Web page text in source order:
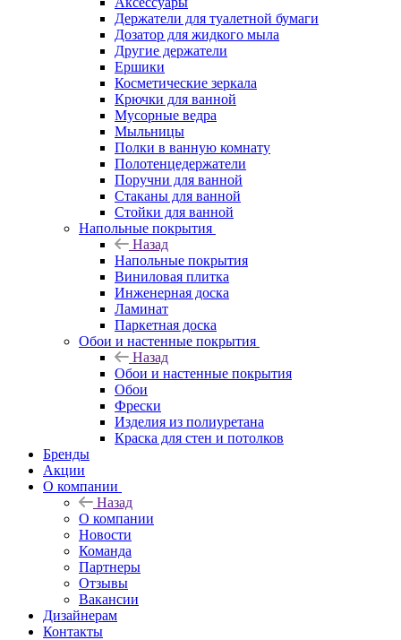
Держатели для туалетной бумаги
Дозатор для жидкого мыла
Другие держатели
Ершики
Косметические зеркала
Крючки для ванной
Мусорные ведра
Мыльницы
Полки в ванную комнату
Полотенцедержатели
Поручни для ванной
Стаканы для ванной
Стойки для ванной
Напольные покрытия
Назад
Напольные покрытия
Виниловая плитка
Инженерная доска
Ламинат
Паркетная доска
Обои и настенные покрытия
Назад
Обои и настенные покрытия
Обои
Фрески
Изделия из полиуретана
Краска для стен и потолков
Бренды
Акции
О компании
Назад
О компании
Новости
Команда
Партнеры
Отзывы
Вакансии
Дизайнерам
Контакты